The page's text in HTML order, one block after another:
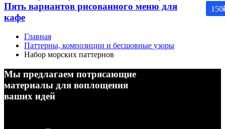
150
Пять вариантов рисованного меню для
кафе
Главная
Паттерны, композиции и бесшовные узоры
Набор морских паттернов
Мы предлагаем потрясающие
материалы для воплощения
ваших идей